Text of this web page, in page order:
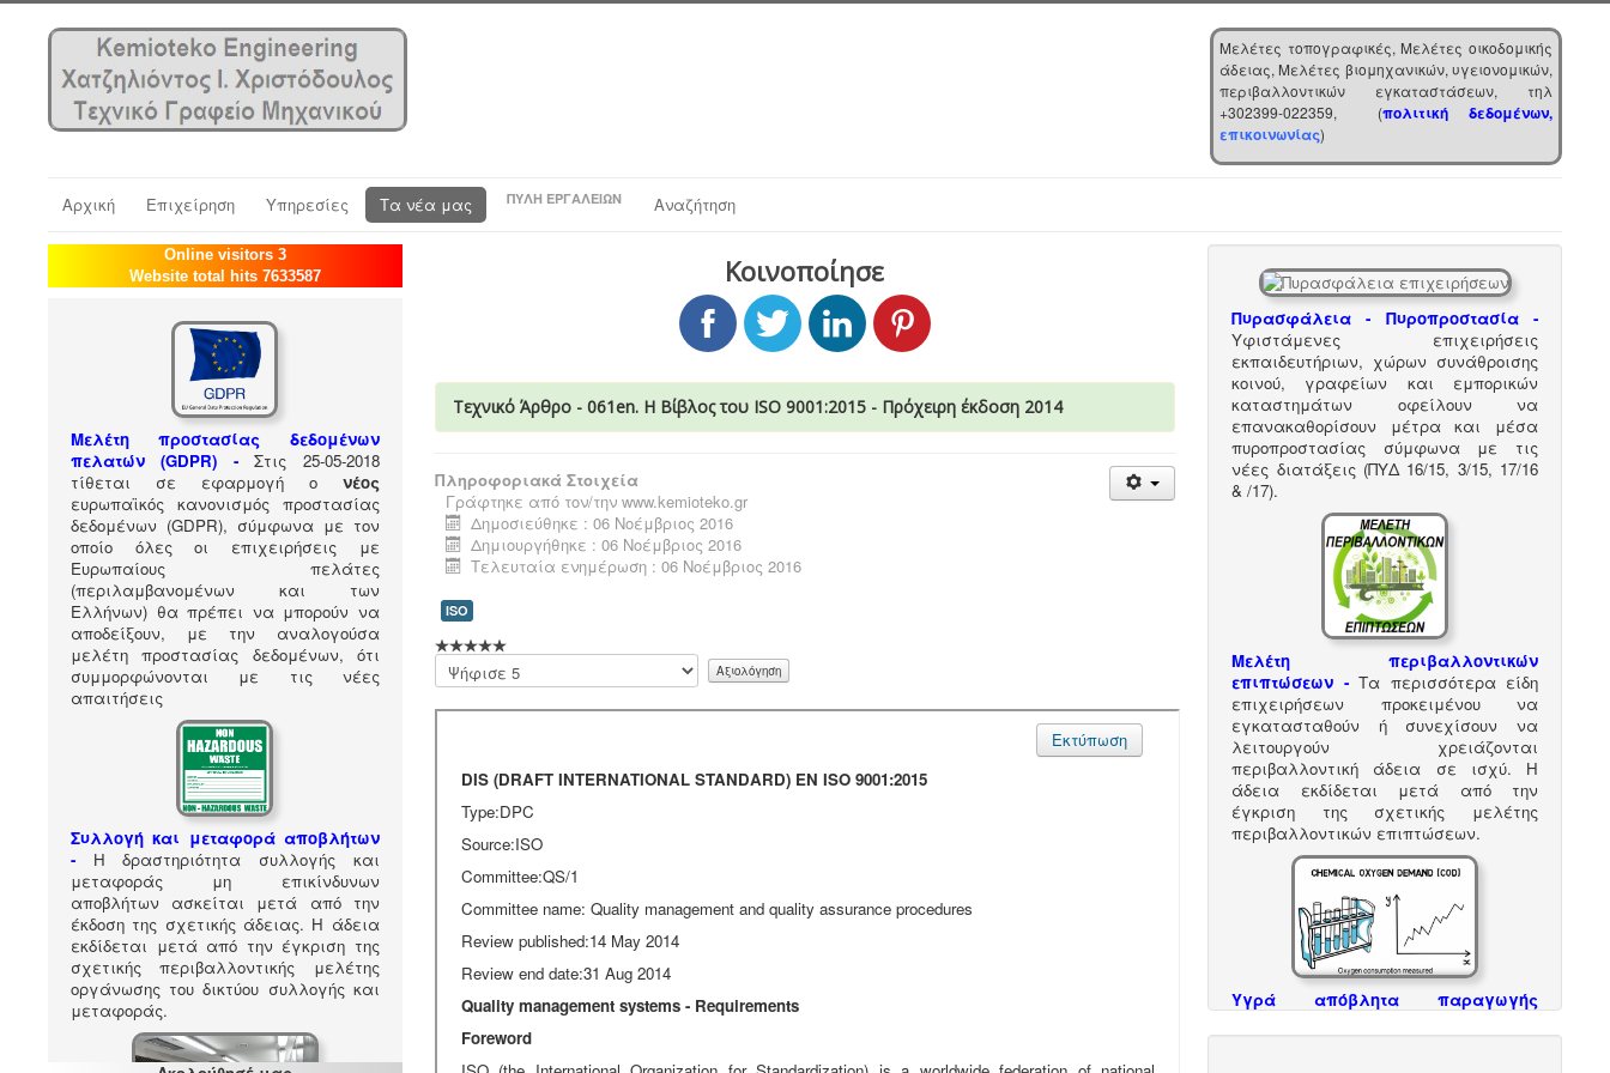
Μελέτες τοπογραφικές, Μελέτες οικοδομικής
άδειας, Μελέτες βιομηχανικών, υγειονομικών,
περιβαλλοντικών εγκαταστάσεων, τηλ
+302399-022359, (πολιτική δεδομένων,
επικοινωνίας)
Αρχική Επιχείρηση Υπηρεσίες Τα νέα μας ΠΎΛΗ ΕΡΓΑΛΕΊΩΝ Αναζήτηση
Online visitors 3
Website total hits 7633587
Μελέτη προστασίας δεδομένων
πελατών (GDPR) -
Στις 25-05-2018
τίθεται σε εφαρμογή ο νέος
ευρωπαϊκός κανονισμός προστασίας
δεδομένων (GDPR), σύμφωνα με τον
οποίο όλες οι επιχειρήσεις με
Ευρωπαίους πελάτες
(περιλαμβανομένων και των
Ελλήνων) θα πρέπει να μπορούν να
αποδείξουν, με την αναλογούσα
μελέτη προστασίας δεδομένων, ότι
συμμορφώνονται με τις νέες
απαιτήσεις
Συλλογή και μεταφορά αποβλήτων
-
Η δραστηριότητα συλλογής και
μεταφοράς μη επικίνδυνων
αποβλήτων ασκείται μετά από την
έκδοση της σχετικής άδειας. Η άδεια
εκδίδεται μετά από την έγκριση της
σχετικής περιβαλλοντικής μελέτης
οργάνωσης του δικτύου συλλογής και
μεταφοράς.
Κοινοποίησε
Τεχνικό Άρθρο - 061en. Η Βίβλος του ISO 9001:2015 - Πρόχειρη έκδοση 2014
Πληροφοριακά Στοιχεία
Γράφτηκε από τον/την www.kemioteko.gr
Δημοσιεύθηκε : 06 Νοέμβριος 2016
Δημιουργήθηκε : 06 Νοέμβριος 2016
Τελευταία ενημέρωση : 06 Νοέμβριος 2016
ISO
Παρακαλώ
αξιολογήστε
Πυρασφάλεια - Πυροπροστασία -
Υφιστάμενες επιχειρήσεις
εκπαιδευτήριων, χώρων συνάθροισης
κοινού, γραφείων και εμπορικών
καταστημάτων οφείλουν να
επανακαθορίσουν μέτρα και μέσα
πυροπροστασίας σύμφωνα με τις
νέες διατάξεις (ΠΥΔ 16/15, 3/15, 17/16
& /17).
Μελέτη περιβαλλοντικών
επιπτώσεων - Τα περισσότερα είδη
επιχειρήσεων προκειμένου να
εγκατασταθούν ή συνεχίσουν να
λειτουργούν χρειάζονται
περιβαλλοντική άδεια σε ισχύ. Η
άδεια εκδίδεται μετά από την
έγκριση της σχετικής μελέτης
περιβαλλοντικών επιπτώσεων.
Υγρά απόβλητα παραγωγής
απαιτούμενου οξυγόνου - .Τα υγρά